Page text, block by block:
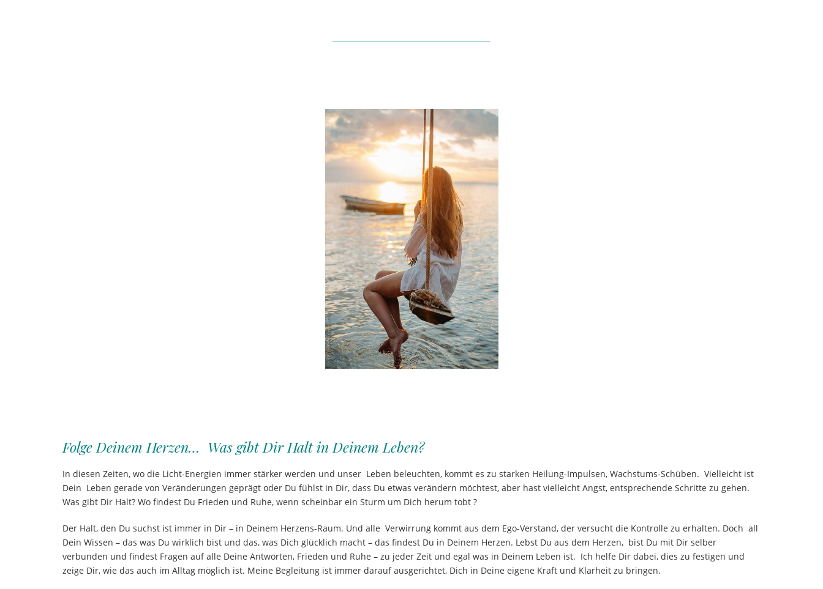
Folge Deinem Herzen… Was gibt Dir Halt in Deinem Leben?
In diesen Zeiten, wo die Licht-Energien immer stärker werden und unser Leben beleuchten, kommt es zu starken Heilung-Impulsen, Wachstums-Schüben. Vielleicht ist
Dein Leben gerade von Veränderungen geprägt oder Du fühlst in Dir, dass Du etwas verändern möchtest, aber hast vielleicht Angst, entsprechende Schritte zu gehen.
Was gibt Dir Halt? Wo findest Du Frieden und Ruhe, wenn scheinbar ein Sturm um Dich herum tobt ?
Der Halt, den Du suchst ist immer in Dir – in Deinem Herzens-Raum. Und alle Verwirrung kommt aus dem Ego-Verstand, der versucht die Kontrolle zu erhalten. Doch all
Dein Wissen – das was Du wirklich bist und das, was Dich glücklich macht – das findest Du in Deinem Herzen. Lebst Du aus dem Herzen, bist Du mit Dir selber
verbunden und findest Fragen auf alle Deine Antworten, Frieden und Ruhe – zu jeder Zeit und egal was in Deinem Leben ist. Ich helfe Dir dabei, dies zu festigen und
zeige Dir, wie das auch im Alltag möglich ist. Meine Begleitung ist immer darauf ausgerichtet, Dich in Deine eigene Kraft und Klarheit zu bringen.